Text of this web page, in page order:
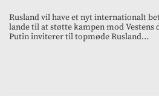
Rusland vil have et nyt internationalt
lande til at støtte kampen mod
Putin inviterer til topmøde Rusland…